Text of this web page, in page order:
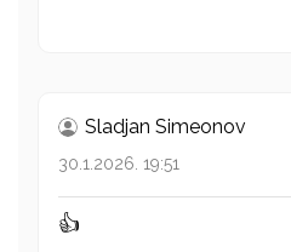
Sladjan Simeonov
30.1.2026. 19:51
👍